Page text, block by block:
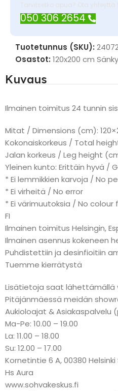
Tarvitsetko apua? Ota yhteyttä
050 306 2654
Tuotetunnus (SKU):
Osastot: 120x200 cm Sänky
Kuvaus
Ilmainen toimitus 24 tunnin
Mitat / Dimensions (cm):
Kokonaiskorkeus / Total
Jalan korkeus / Leg height
Yleinen kunto: Erittäin hyvä /
* Ei lemmikkien karvoja / No
* Ei virheitä / No error
* Ei värimuutoksia / No colour
FI
Ilmainen toimitus Helsingin,
Ilmainen asennus kokeneen
Puhdistettiin ja desinfioitiin
Tuemme kierrätystä
Lisätietoja saat lähettämällä
Pitäjänmäessä meidän
Aukioloajat & Asiakaspalvelu
Ma-Pe: 10.00 – 19.00
La: 11.00 – 18.00
Su: 12.00 – 17.00
Kornetintie 6 A, 00380 Helsinki
Hs Aura
www.sohvakeskus.fi